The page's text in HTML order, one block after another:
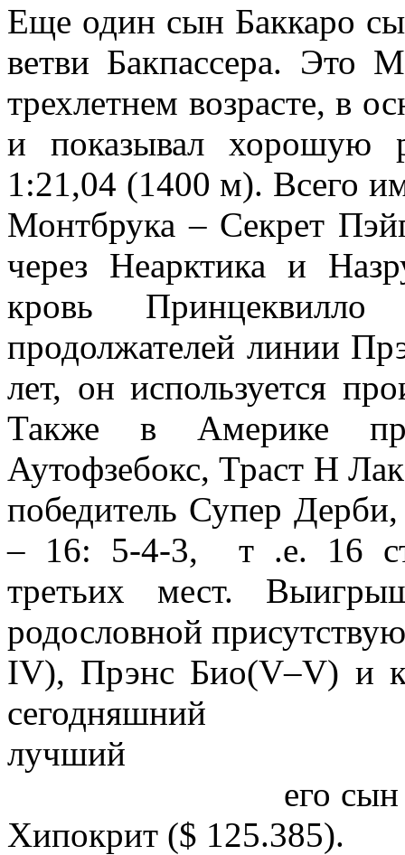
Еще один сын Баккаро
ветви Бакпассера. Это
трехлетнем возрасте, в
и показывал хорошую
1:21,04 (1400 м). Всего
Монтбрука – Секрет
через Неарктика и
кровь
продолжателей линии
лет, он используется
Также в Америке
Аутофзебокс, Траст Н
победитель Супер
– 16: 5-4-3, т .е. 16
третьих мест.
родословной
IV), Прэнс Био(V–V) и
его сын по
Хипокрит ($ 125.385).